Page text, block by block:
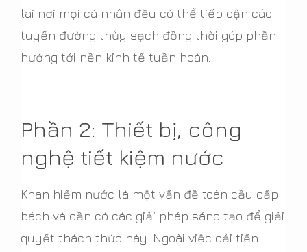
lai nơi mọi cá nhân đều có thể tiếp cận các
tuyến đường thủy sạch đồng thời góp phần
hướng tới nền kinh tế tuần hoàn.
Phần 2: Thiết bị, công
nghệ tiết kiệm nước
Khan hiếm nước là một vấn đề toàn cầu cấp
bách và cần có các giải pháp sáng tạo để giải
quyết thách thức này. Ngoài việc cải tiến